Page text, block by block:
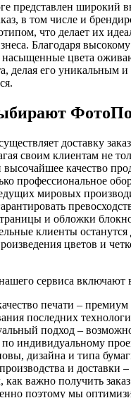
представлен широкий
в том числе и
что делает их
Благодаря высокому
насыщенные цвета
делая его уникальным и
доставку
своим клиентам не
высочайшее качество
профессиональное
мировых
и обложки
клиенты
цветов и
сервиса включают
печати – премиум
последних
подход –
индивидуальному
дизайна и типа
и доставки
как важно получить
поэтому мы